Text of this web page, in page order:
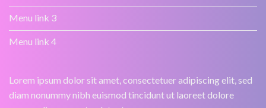
Menu link 3
Menu link 4
Lorem ipsum dolor sit amet, consectetuer adipiscing elit, sed
diam nonummy nibh euismod tincidunt ut laoreet dolore